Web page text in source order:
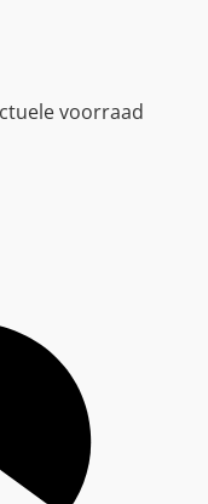
voorraad